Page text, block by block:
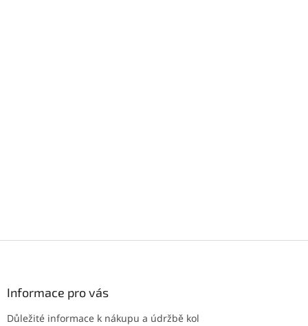
Informace pro vás
Důležité informace k nákupu a údržbě kol